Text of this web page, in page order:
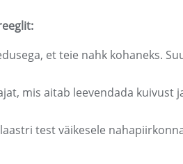
et teie nahk kohaneks.
mis aitab leevendada kuivust
test väikesele